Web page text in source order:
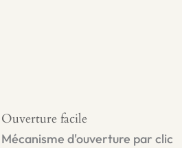
Ouverture facile
Mécanisme d'ouverture par clic